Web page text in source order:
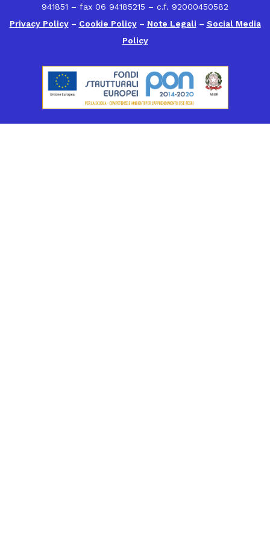
941851 – fax 06 94185215 – c.f. 92000450582
Privacy Policy– Cookie Policy– Note Legali – Social Media
Policy